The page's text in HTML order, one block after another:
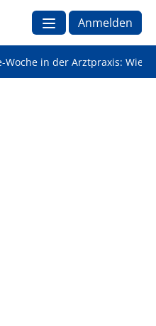
Anmelden
Woche in der Arztpraxis: Wie